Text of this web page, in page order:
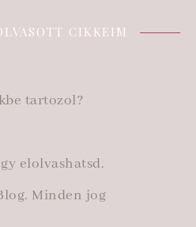
CIKKEIM
tartozol?
elolvashatsd.
Minden jog